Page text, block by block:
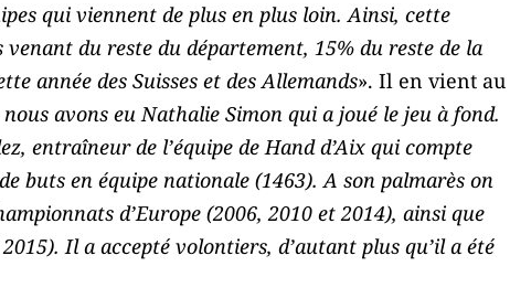
qui viennent de plus en plus loin. Ainsi, cette
venant du reste du département, 15% du reste de la
année des Suisses et des Allemands». Il en vient au
avons eu Nathalie Simon qui a joué le jeu à fond.
entraîneur de l’équipe de Hand d’Aix qui compte
buts en équipe nationale (1463). A son palmarès on
d’Europe (2006, 2010 et 2014), ainsi que
Il a accepté volontiers, d’autant plus qu’il a été